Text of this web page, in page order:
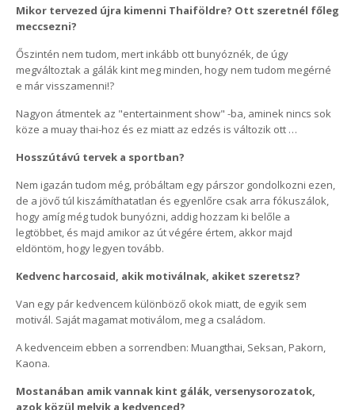
Mikor tervezed újra kimenni Thaiföldre? Ott szeretnél főleg
meccsezni?
Őszintén nem tudom, mert inkább ott bunyóznék, de úgy
megváltoztak a gálák kint meg minden, hogy nem tudom megérné
e már visszamenni!?
Nagyon átmentek az "entertainment show" -ba, aminek nincs sok
köze a muay thai-hoz és ez miatt az edzés is változik ott …
Hosszútávú tervek a sportban?
Nem igazán tudom még, próbáltam egy párszor gondolkozni ezen,
de a jövő túl kiszámíthatatlan és egyenlőre csak arra fókuszálok,
hogy amíg még tudok bunyózni, addig hozzam ki belőle a
legtöbbet, és majd amikor az út végére értem, akkor majd
eldöntöm, hogy legyen tovább.
Kedvenc harcosaid, akik motiválnak, akiket szeretsz?
Van egy pár kedvencem különböző okok miatt, de egyik sem
motivál. Saját magamat motiválom, meg a családom.
A kedvenceim ebben a sorrendben: Muangthai, Seksan, Pakorn,
Kaona.
Mostanában amik vannak kint gálák, versenysorozatok,
azok közül melyik a kedvenced?